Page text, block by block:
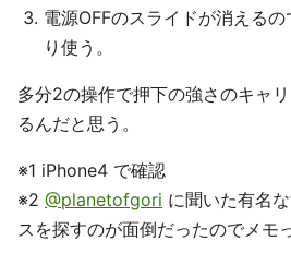
電源OFFのスライドが消える
り使う。
多分2の操作で押下の強さのキャ
るんだと思う。
※1 iPhone4 で確認
※2 @planetofgori に聞いた有名
スを探すのが面倒だったのでメモ